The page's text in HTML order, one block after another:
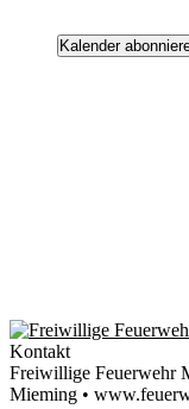
Kalender
Kontakt
Freiwillige Feuerwehr
Mieming •